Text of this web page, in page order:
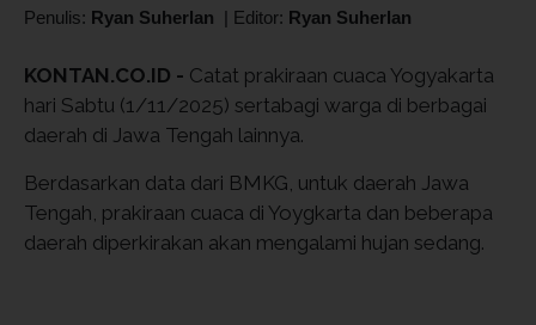
Penulis: Ryan Suherlan | Editor: Ryan Suherlan
KONTAN.CO.ID - Catat prakiraan cuaca Yogyakarta
hari Sabtu (1/11/2025) sertabagi warga di berbagai
daerah di Jawa Tengah lainnya.
Berdasarkan data dari BMKG, untuk daerah Jawa
Tengah, prakiraan cuaca di Yoygkarta dan beberapa
daerah diperkirakan akan mengalami hujan sedang.